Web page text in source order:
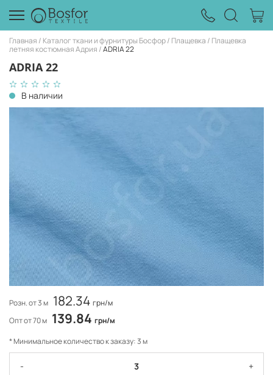
Главная Каталог ткани и фурнитуры Босфор Плащевка
Плащевка
летняя костюмная Адрия ADRIA 22
ADRIA 22
В наличии
Розн. от 3 м 182.34 грн/м
Опт от 70 м 139.84 грн/м
* Минимальное количество к заказу: 3 м
- +